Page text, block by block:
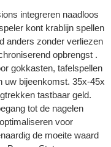
integreren naadloos
kont krablijn spellen
anders zonder verliezen
opbrengst .
gokkasten, tafelspellen
uw bijeenkomst. 35x-45x
tastbaar geld.
tot de nagelen
voor
de moeite waard